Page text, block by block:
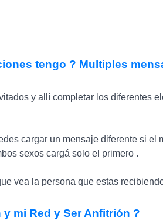
tengo ? Multiples
y allí completar los diferentes
cargar un mensaje diferente si el
sexos cargá solo el primero .
vea la persona que estas
mi Red y Ser Anfitrión ?